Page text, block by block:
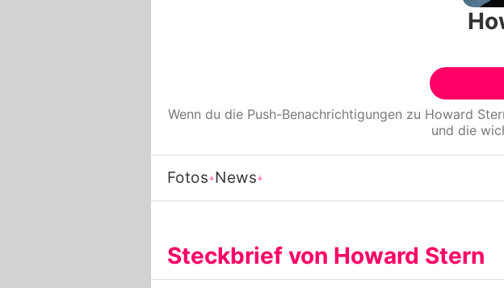
Alle
Wenn du die Push-Benachrichtigungen zu Howard
und die
Fotos News
Steckbrief von Howard Stern